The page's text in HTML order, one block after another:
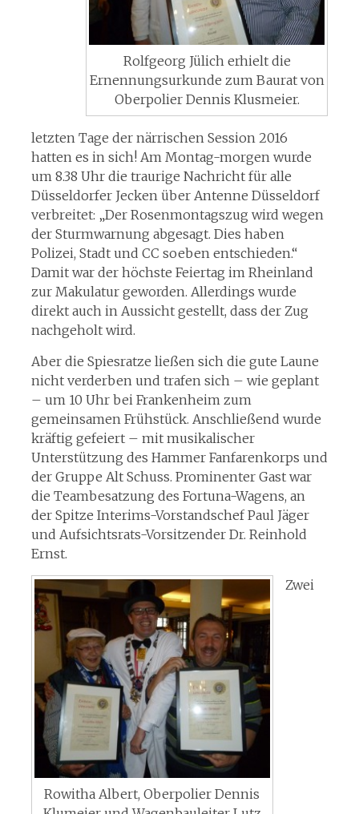
Rolfgeorg Jülich erhielt die
Ernennungsurkunde zum Baurat von
Oberpolier Dennis Klusmeier.
letzten Tage der närrischen Session 2016
hatten es in sich! Am Montag-morgen wurde
um 8.38 Uhr die traurige Nachricht für alle
Düsseldorfer Jecken über Antenne Düsseldorf
verbreitet: „Der Rosenmontagszug wird wegen
der Sturmwarnung abgesagt. Dies haben
Polizei, Stadt und CC soeben entschieden.“
Damit war der höchste Feiertag im Rheinland
zur Makulatur geworden. Allerdings wurde
direkt auch in Aussicht gestellt, dass der Zug
nachgeholt wird.
Aber die Spiesratze ließen sich die gute Laune
nicht verderben und trafen sich – wie geplant
– um 10 Uhr bei Frankenheim zum
gemeinsamen Frühstück. Anschließend wurde
kräftig gefeiert – mit musikalischer
Unterstützung des Hammer Fanfarenkorps und
der Gruppe Alt Schuss. Prominenter Gast war
die Teambesatzung des Fortuna-Wagens, an
der Spitze Interims-Vorstandschef Paul Jäger
und Aufsichtsrats-Vorsitzender Dr. Reinhold
Ernst.
Rowitha Albert, Oberpolier Dennis
Zwei